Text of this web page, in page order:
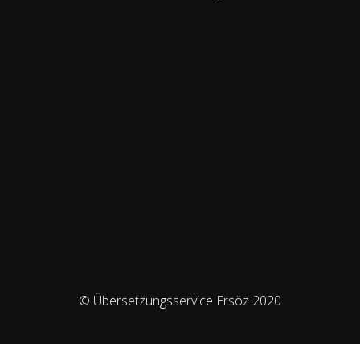
© Übersetzungsservice Ersöz 2020